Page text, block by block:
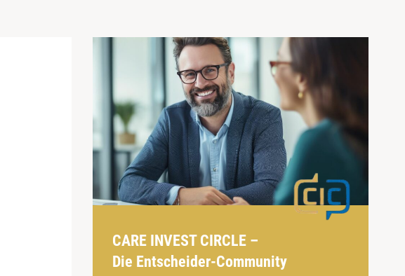
CARE INVEST CIRCLE –
Die Entscheider-Community